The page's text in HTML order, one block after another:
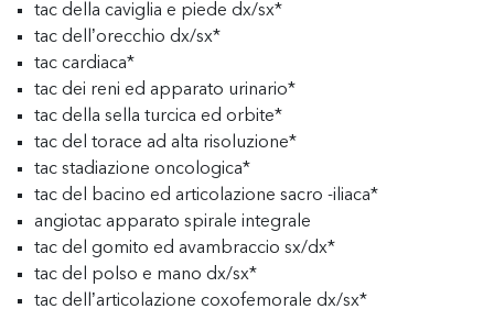
tac della caviglia e piede dx/sx*
tac dell’orecchio dx/sx*
tac cardiaca*
tac dei reni ed apparato urinario*
tac della sella turcica ed orbite*
tac del torace ad alta risoluzione*
tac stadiazione oncologica*
tac del bacino ed articolazione sacro -iliaca*
angiotac apparato spirale integrale
tac del gomito ed avambraccio sx/dx*
tac del polso e mano dx/sx*
tac dell’articolazione coxofemorale dx/sx*